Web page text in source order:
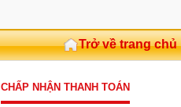
Trở về trang chủ
CHẤP NHẬN THANH TOÁN